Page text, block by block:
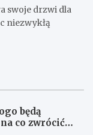
swoje drzwi dla
niezwykłą
będą
co zwrócić